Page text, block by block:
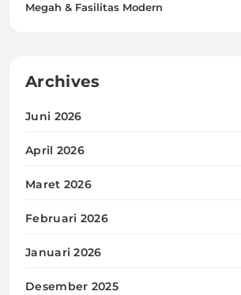
Megah & Fasilitas Modern
Archives
Juni 2026
April 2026
Maret 2026
Februari 2026
Januari 2026
Desember 2025